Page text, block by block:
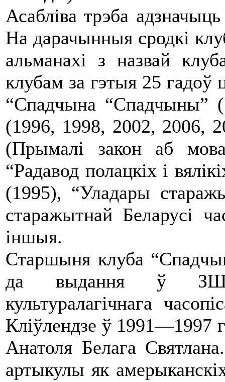
Асабліва трэба
На дарачынныя сродкі
альманахі з назвай
клубам за гэтыя 25 гадоў
“Спадчына “Спадчыны”
(1996, 1998, 2002, 2006,
(Прымалі закон аб
“Радавод полацкіх і
(1995), “Уладары
старажытнай Беларусі
іншыя.
Старшыня клуба
да выдання ў ЗША
культуралагічнага
Кліўлендзе ў 1991—1997
Анатоля Белага
артыкулы як